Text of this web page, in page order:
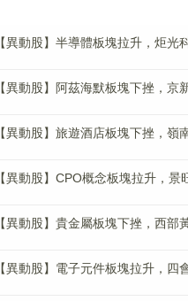
【異動股】半導體板塊拉升，炬
【異動股】阿茲海默板塊下挫，
【異動股】旅遊酒店板塊下挫，
【異動股】CPO概念板塊拉升，
【異動股】貴金屬板塊下挫，西
【異動股】電子元件板塊拉升，